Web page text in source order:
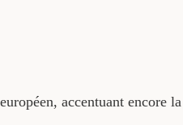
accentuant encore la